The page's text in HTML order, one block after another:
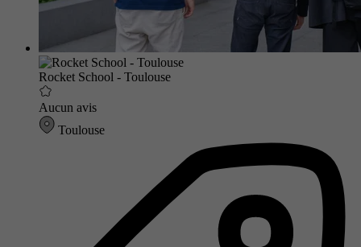
Rocket School - Toulouse
Aucun avis
Toulouse